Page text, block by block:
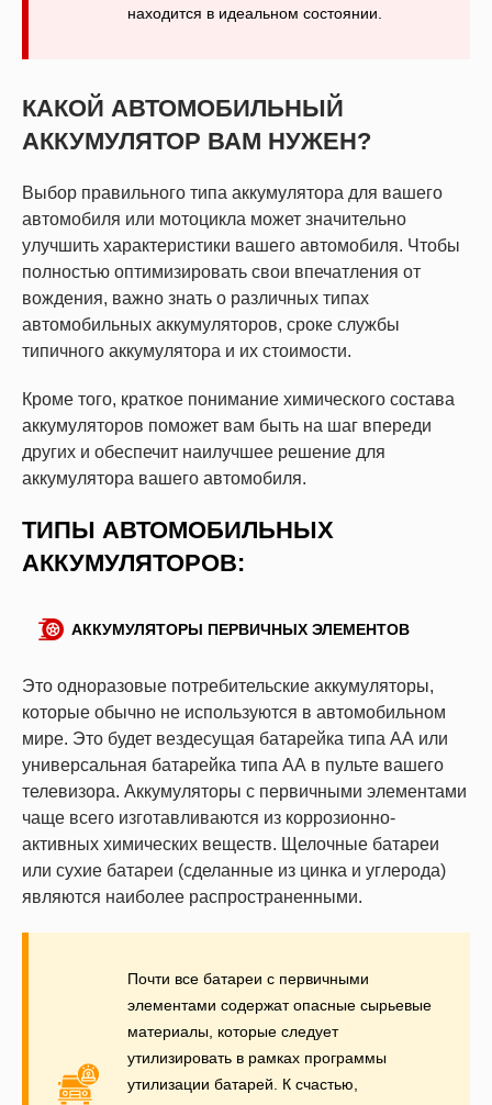
находится в идеальном состоянии.
КАКОЙ АВТОМОБИЛЬНЫЙ
АККУМУЛЯТОР ВАМ НУЖЕН?
Выбор правильного типа аккумулятора для вашего
автомобиля или мотоцикла может значительно
улучшить характеристики вашего автомобиля. Чтобы
полностью оптимизировать свои впечатления от
вождения, важно знать о различных типах
автомобильных аккумуляторов, сроке службы
типичного аккумулятора и их стоимости.
Кроме того, краткое понимание химического состава
аккумуляторов поможет вам быть на шаг впереди
других и обеспечит наилучшее решение для
аккумулятора вашего автомобиля.
ТИПЫ АВТОМОБИЛЬНЫХ
АККУМУЛЯТОРОВ:
АККУМУЛЯТОРЫ ПЕРВИЧНЫХ ЭЛЕМЕНТОВ
Это одноразовые потребительские аккумуляторы,
которые обычно не используются в автомобильном
мире. Это будет вездесущая батарейка типа АА или
универсальная батарейка типа АА в пульте вашего
телевизора. Аккумуляторы с первичными элементами
чаще всего изготавливаются из коррозионно-
активных химических веществ. Щелочные батареи
или сухие батареи (сделанные из цинка и углерода)
являются наиболее распространенными.
Почти все батареи с первичными
элементами содержат опасные сырьевые
материалы, которые следует
утилизировать в рамках программы
утилизации батарей. К счастью,